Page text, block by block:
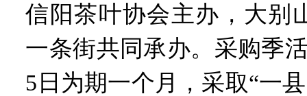
信阳茶叶协会主办，大别
一条街共同承办。采购季
5日为期一个月，采取“一